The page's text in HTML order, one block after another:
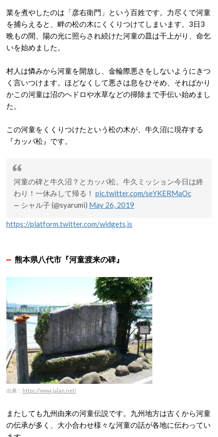
業を煮やしたのは「彦右衛門」という百姓です。力尽くで河童
を捕らえると、畔の松の木にくくりつけてしまいます。3日3
晩もの間、陽の光に照らされ続けた河童の皿は干上がり、命乞
いを始めました。
村人は憐みから河童を開放し、金輪際悪さをしないようにきつ
く言いつけます。ほどなくして悪さは息をひそめ、そればかり
かこの河童は沼のヘドロや水草などの掃除まで手伝い始めまし
た。
この河童をくくりつけたという松の木が、牛久沼に現存する
『カッパ松』です。
河童の碑と牛久沼？とカッパ松。牛久ミッション今日は終
わり！一休みして帰る！ pic.twitter.com/seYKERMaOc
— シャル子 (@syarumi) May 26, 2019
https://platform.twitter.com/widgets.js
熊本県八代市『河童渡来の碑』
出典： https://www.jalan.net/
またしても九州由来の河童伝説です。九州地方は古くから河童
の伝承が多く、大小合わせ様々な河童の話が各地に伝わってい